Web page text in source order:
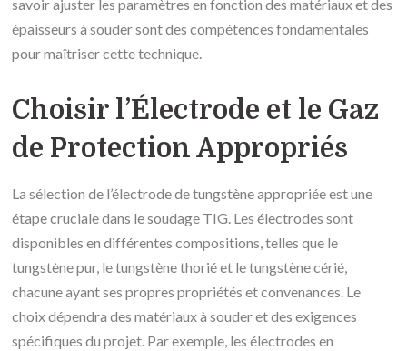
savoir ajuster les paramètres en fonction des matériaux et des
épaisseurs à souder sont des compétences fondamentales
pour maîtriser cette technique.
Choisir l’Électrode et le Gaz
de Protection Appropriés
La sélection de l’électrode de tungstène appropriée est une
étape cruciale dans le soudage TIG. Les électrodes sont
disponibles en différentes compositions, telles que le
tungstène pur, le tungstène thorié et le tungstène cérié,
chacune ayant ses propres propriétés et convenances. Le
choix dépendra des matériaux à souder et des exigences
spécifiques du projet. Par exemple, les électrodes en